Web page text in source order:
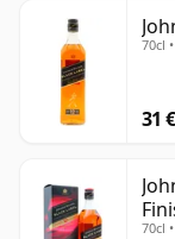
70cl
31 €
70cl